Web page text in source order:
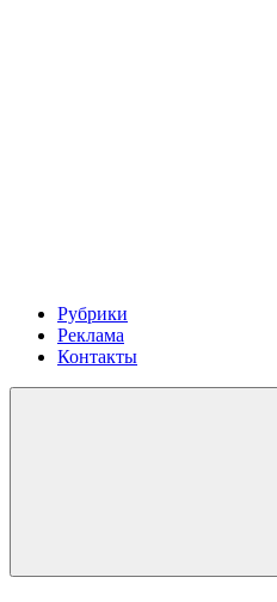
Рубрики
Реклама
Контакты